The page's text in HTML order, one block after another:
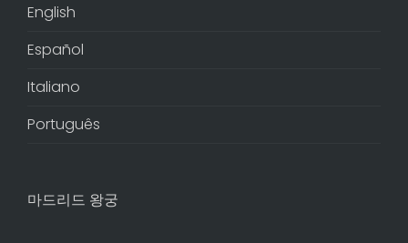
English
Español
Italiano
Português
마드리드 왕궁